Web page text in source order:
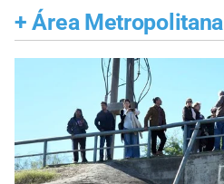
+ Área Metropolitana